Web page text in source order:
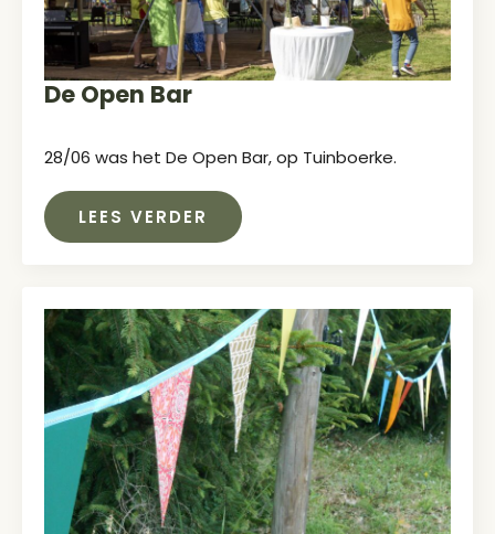
De Open Bar
28/06 was het De Open Bar, op Tuinboerke.
LEES VERDER